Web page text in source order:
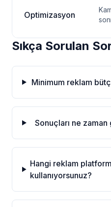
Optimizasyon
Sıkça Sorulan
Minimum reklam
Sonuçları ne
Hangi reklam
kullanıyorsunuz?